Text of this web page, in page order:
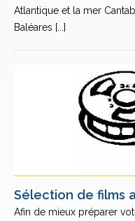
Atlantique et la mer
Baléares [...]
Sélection de films
Afin de mieux préparer